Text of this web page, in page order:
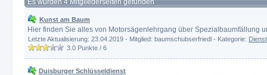
Es wurden 4 Mitgliederseiten gefunden
Kunst am Baum
Hier finden Sie alles von Motorsägenlehrgang über Spezialbaumfällung
Letzte Aktualisierung: 23.04.2019 - Mitglied: baumschubserfriedl - Kategorie:
3.0 Punkte / 6
Duisburger Schlüsseldienst